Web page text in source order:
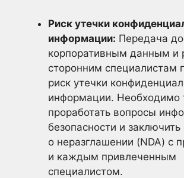
Риск утечки
информации: Передача
корпоративным данным и
сторонним специалистам
риск утечки
информации. Необходимо
проработать вопросы
безопасности и
о неразглашении (NDA) с
и каждым привлеченным
специалистом.